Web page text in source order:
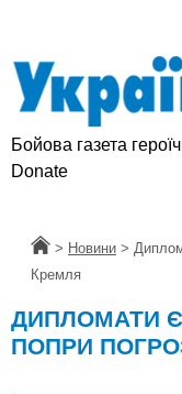
Бойова газета
Donate
Головна
> Новини >
Кремля
ДИПЛОМАТИ
ПОПРИ